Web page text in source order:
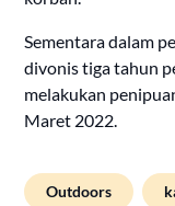
Sementara dalam
divonis tiga tahun
melakukan
Maret 2022.
Outdoors